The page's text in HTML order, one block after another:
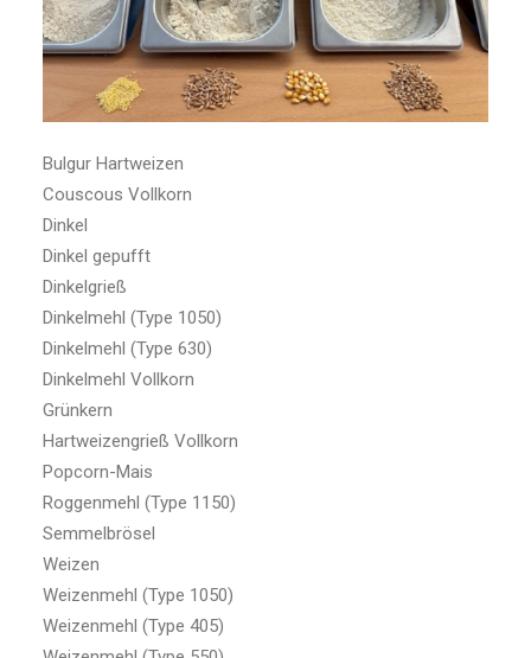
Bulgur Hartweizen
Couscous Vollkorn
Dinkel
Dinkel gepufft
Dinkelgrieß
Dinkelmehl (Type 1050)
Dinkelmehl (Type 630)
Dinkelmehl Vollkorn
Grünkern
Hartweizengrieß Vollkorn
Popcorn-Mais
Roggenmehl (Type 1150)
Semmelbrösel
Weizen
Weizenmehl (Type 1050)
Weizenmehl (Type 405)